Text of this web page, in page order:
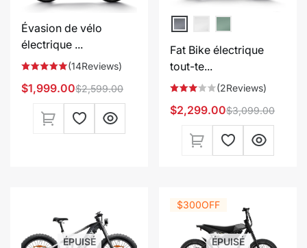
Évasion de vélo
électrique ...
(14Reviews)
Prix
$1,999.00
Prix
habituel
$2,599.00
Fat Bike électrique
tout-te...
(2Reviews)
Prix
$2,299.00
Prix
habituel
$3,099.00
ÉPUISÉ
$300OFF
ÉPUISÉ